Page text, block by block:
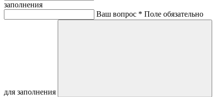
заполнения
Ваш вопрос * Поле обязательно
для заполнения